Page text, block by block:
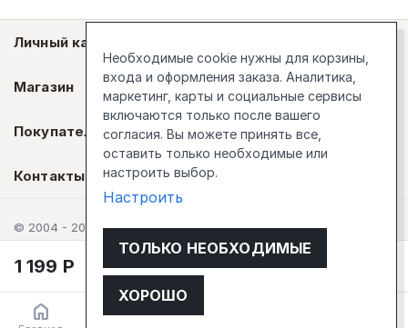
1 199 Р В корзину
Личный кабинет
Магазин
Покупателям
Контакты
© 2004 - 2026 Стокгольм
Необходимые cookie нужны для корзины,
входа и оформления заказа. Аналитика,
маркетинг, карты и социальные сервисы
включаются только после вашего
согласия. Вы можете принять все,
оставить только необходимые или
настроить выбор.
Настроить
ТОЛЬКО НЕОБХОДИМЫЕ
ХОРОШО